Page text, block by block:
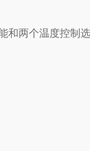
两个温度控制选